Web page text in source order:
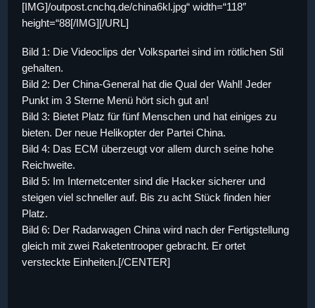
[IMG]/outpost.cnchq.de/china6kl.jpg“ width=“118″
height=“88[/IMG][/URL]
Bild 1: Die Videoclips der Volkspartei sind im rötlichen Stil
gehalten.
Bild 2: Der China-General hat die Qual der Wahl! Jeder
Punkt im 3 Sterne Menü hört sich gut an!
Bild 3: Bietet Platz für fünf Menschen und hat einiges zu
bieten. Der neue Helikopter der Partei China.
Bild 4: Das ECM überzeugt vor allem durch seine hohe
Reichweite.
Bild 5: Im Internetcenter sind die Hacker sicherer und
steigen viel schneller auf. Bis zu acht Stück finden hier
Platz.
Bild 6: Der Radarwagen China wird nach der Fertigstellung
gleich mit zwei Raketentrooper gebracht. Er ortet
versteckte Einheiten.[/CENTER]